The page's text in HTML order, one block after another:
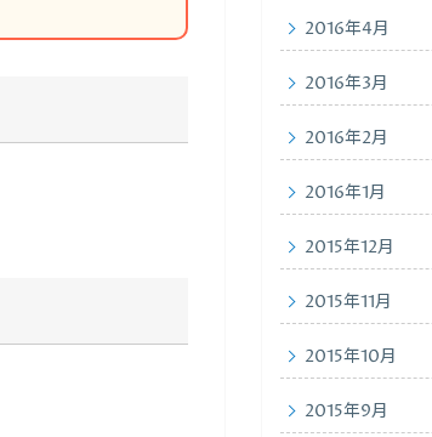
2016年4月
2016年3月
2016年2月
2016年1月
2015年12月
2015年11月
2015年10月
2015年9月